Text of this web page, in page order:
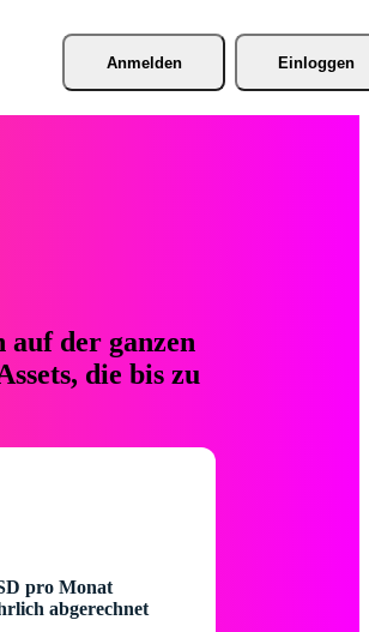
Anmelden Einloggen
der ganzen
die bis zu
pro Monat
abgerechnet